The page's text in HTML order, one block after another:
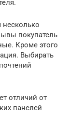
несколько
покупатель
Кроме этого
Выбирать
отличий от
панелей